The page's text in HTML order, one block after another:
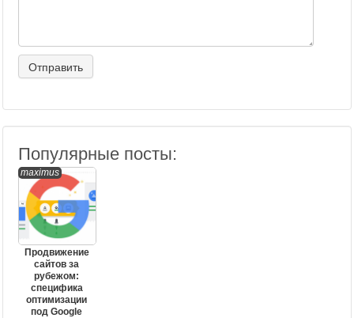
Популярные посты:
maximus
Продвижение
сайтов за
рубежом:
специфика
оптимизации
под Google